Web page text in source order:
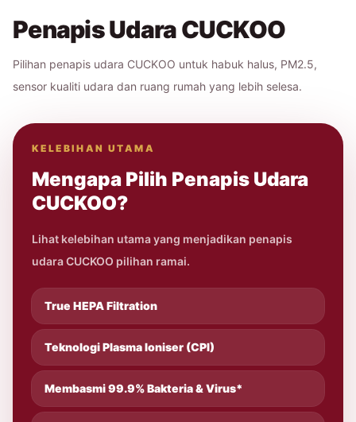
Penapis Udara CUCKOO
Pilihan penapis udara CUCKOO untuk habuk halus, PM2.5,
sensor kualiti udara dan ruang rumah yang lebih selesa.
KELEBIHAN UTAMA
Mengapa Pilih Penapis Udara
CUCKOO?
Lihat kelebihan utama yang menjadikan penapis
udara CUCKOO pilihan ramai.
True HEPA Filtration
Teknologi Plasma Ioniser (CPI)
Membasmi 99.9% Bakteria & Virus*